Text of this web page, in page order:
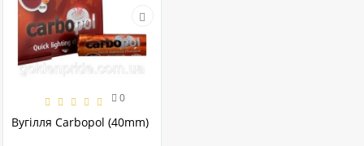
0
Вугілля Carbopol (40mm)